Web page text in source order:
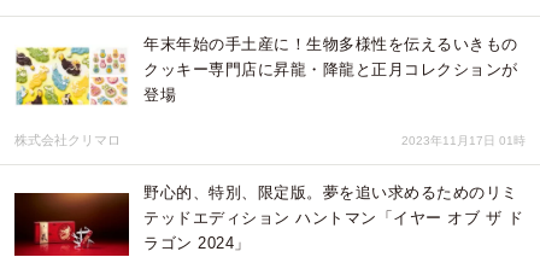
年末年始の手土産に！生物多様性を伝えるいきもの
クッキー専門店に昇龍・降龍と正月コレクションが
登場
株式会社クリマロ 2023年11月17日 01時
野心的、特別、限定版。夢を追い求めるためのリミ
テッドエディション ハントマン「イヤー オブ ザ ド
ラゴン 2024」